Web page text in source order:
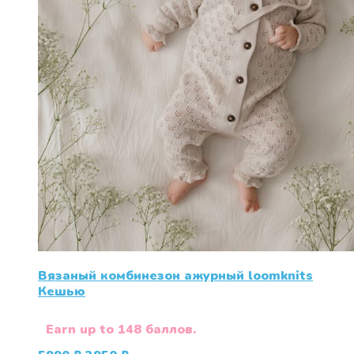
Вязаный комбинезон ажурный loomknits
Кешью
Earn up to 148 баллов.